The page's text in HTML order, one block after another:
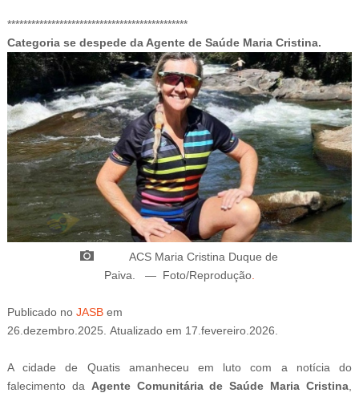
*********************************************
Categoria se despede da Agente de Saúde Maria Cristina.
ACS Maria Cristina Duque de
Paiva.
— Foto/Reprodução.
Publicado no JASB em
26.dezembro.2025. Atualizado em 17.fevereiro.2026.
A cidade de Quatis amanheceu em luto com a notícia do
falecimento da Agente Comunitária de Saúde Maria Cristina